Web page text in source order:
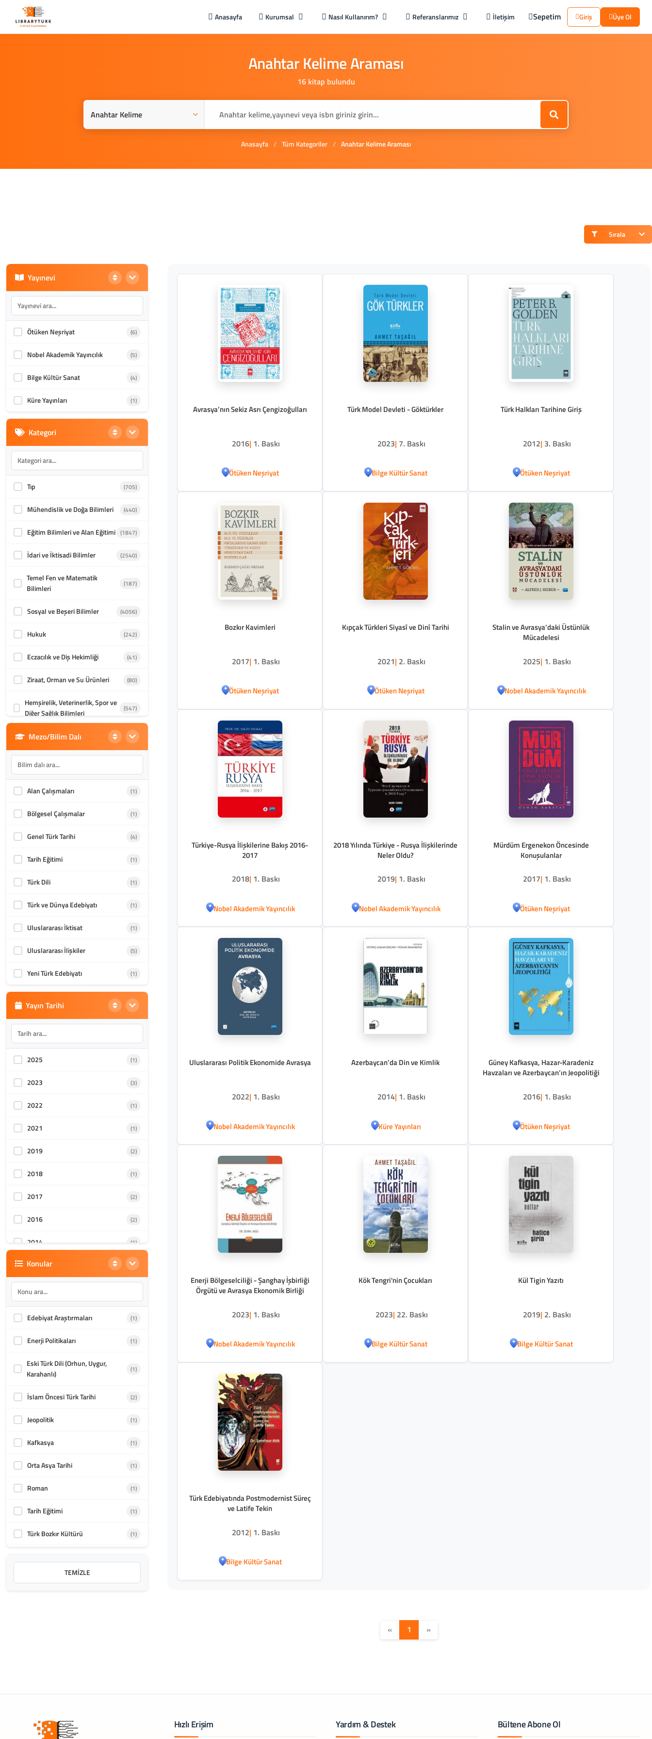
Anasayfa Kurumsal Nasıl Kullanırım? Referanslarımız İletişim Sepetim Giriş Üye Ol
AnahtarKelimeAraması
16 kitap bulundu
Anasayfa / Tüm Kategoriler / Anahtar Kelime Araması
Sırala
Yayınevi
Ötüken Neşriyat (6)
Nobel Akademik Yayıncılık (5)
Bilge Kültür Sanat (4)
Küre Yayınları (1)
Kategori
Tıp (705)
Mühendislik ve Doğa Bilimleri (440)
Eğitim Bilimleri ve Alan Eğitimi (1847)
İdari ve İktisadi Bilimler (2540)
Temel Fen ve Matematik
Bilimleri
(187)
Sosyal ve Beşeri Bilimler (4056)
Hukuk (242)
Eczacılık ve Diş Hekimliği (41)
Ziraat, Orman ve Su Ürünleri (80)
Hemşirelik, Veterinerlik, Spor ve
Diğer Sağlık Bilimleri
(547)
Din Bilimleri (1985)
İletişim, Mimarlık ve Güzel
Sanatlar
Akademik Kültür (1587)
Mezo/Bilim Dalı
Alan Çalışmaları (1)
Bölgesel Çalışmalar (1)
Genel Türk Tarihi (4)
Tarih Eğitimi (1)
Türk Dili (1)
Türk ve Dünya Edebiyatı (1)
Uluslararası İktisat (1)
Uluslararası İlişkiler (5)
Yeni Türk Edebiyatı (1)
Yayın Tarihi
2025 (1)
2023 (3)
2022 (1)
2021 (1)
2019 (2)
2018 (1)
2017 (2)
2016 (2)
2014 (1)
2012 (2)
Konular
Edebiyat Araştırmaları (1)
Enerji Politikaları (1)
Eski Türk Dili (Orhun, Uygur,
Karahanlı)
(1)
İslam Öncesi Türk Tarihi (2)
Jeopolitik (1)
Kafkasya (1)
Orta Asya Tarihi (1)
Roman (1)
Tarih Eğitimi (1)
Türk Bozkır Kültürü (1)
Uluslararası Politika (1)
TEMIZLE
Avrasya’nın Sekiz Asrı Çengizoğulları
2016| 1. Baskı
Ötüken Neşriyat
Türk Model Devleti - Göktürkler
2023| 7. Baskı
Bilge Kültür Sanat
Türk Halkları Tarihine Giriş
2012| 3. Baskı
Ötüken Neşriyat
Bozkır Kavimleri
2017| 1. Baskı
Ötüken Neşriyat
Kıpçak Türkleri Siyasî ve Dinî Tarihi
2021| 2. Baskı
Ötüken Neşriyat
Stalin ve Avrasya’daki Üstünlük
Mücadelesi
2025| 1. Baskı
Nobel Akademik Yayıncılık
Türkiye-Rusya İlişkilerine Bakış 2016-
2017
2018| 1. Baskı
Nobel Akademik Yayıncılık
2018 Yılında Türkiye - Rusya İlişkilerinde
Neler Oldu?
2019| 1. Baskı
Nobel Akademik Yayıncılık
Mürdüm Ergenekon Öncesinde
Konuşulanlar
2017| 1. Baskı
Ötüken Neşriyat
Uluslararası Politik Ekonomide Avrasya
2022| 1. Baskı
Nobel Akademik Yayıncılık
Azerbaycan’da Din ve Kimlik
2014| 1. Baskı
Küre Yayınları
Güney Kafkasya, Hazar-Karadeniz
Havzaları ve Azerbaycan’ın Jeopolitiği
2016| 1. Baskı
Ötüken Neşriyat
Enerji Bölgeselciliği - Şanghay İşbirliği
Örgütü ve Avrasya Ekonomik Birliği
2023| 1. Baskı
Nobel Akademik Yayıncılık
Kök Tengri'nin Çocukları
2023| 22. Baskı
Bilge Kültür Sanat
Kül Tigin Yazıtı
2019| 2. Baskı
Bilge Kültür Sanat
Türk Edebiyatında Postmodernist Süreç
ve Latife Tekin
2012| 1. Baskı
Bilge Kültür Sanat
« 1 »
Hızlı Erişim Yardım & Destek Bültene Abone Ol